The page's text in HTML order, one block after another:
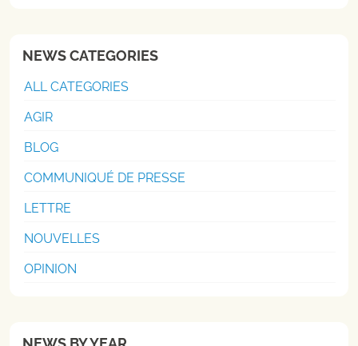
NEWS CATEGORIES
ALL CATEGORIES
AGIR
BLOG
COMMUNIQUÉ DE PRESSE
LETTRE
NOUVELLES
OPINION